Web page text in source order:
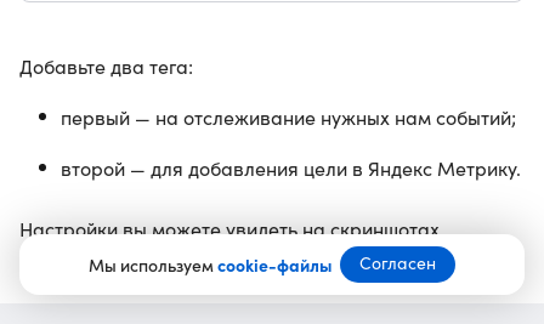
Мы используемcookie-файлы Согласен
Добавьте два тега:
первый — на отслеживание нужных нам событий;
второй — для добавления цели в Яндекс Метрику.
Настройки вы можете увидеть на скриншотах.